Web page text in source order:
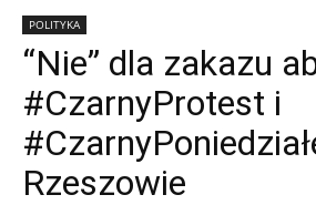
POLITYKA
“Nie” dla zakazu
#CzarnyProtest i
Rzeszowie